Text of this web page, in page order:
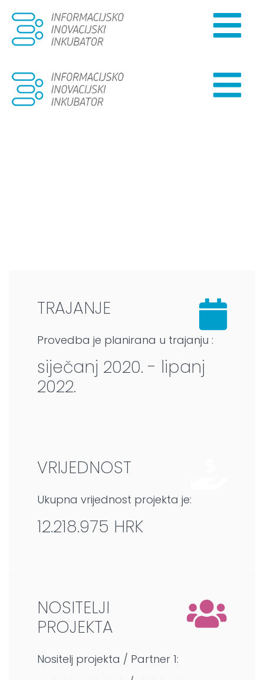
TRAJANJE
Provedba je planirana u trajanju :
siječanj 2020. - lipanj
2022.
VRIJEDNOST
Ukupna vrijednost projekta je:
12.218.975 HRK
NOSITELJI
PROJEKTA
Nositelj projekta / Partner 1: